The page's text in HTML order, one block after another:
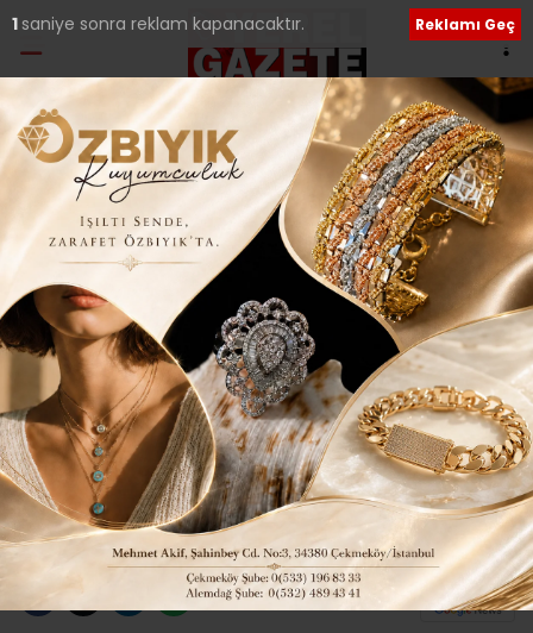
Ana Sayfa›Genel
BAKAN SÜLEYMAN
SOYLU İLE BÜYÜK
ÜSKÜDAR BULUŞMASI..
Giriş: 13-03-2017 20:31
Güncelleme: 04-08-2018 01:15
284 Genel Siyaset
ABONE OL